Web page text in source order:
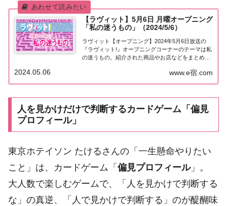
【ラヴィット】5月6日 月曜オープニング
「私の迷うもの」（2024/5/6）
ラヴィット【オープニング】2024年5月6日放送の
『ラヴィット!』オープニングコーナーのテーマは私
の迷うもの。紹介された商品やお店などをまとめま
番組の最初から最後まで全編オープニング！5月6日
は迷路の日。5月のMay（メイ）と数字の6...
www.e宿.com
2024.05.06
人を見かけだけで判断するカードゲーム「偏見
プロフィール」
東京ホテイソン たけるさんの「一生懸命やりたい
こと」は、カードゲーム「 偏見プロフィール」。
大人数で楽しむゲームで、「人を見かけで判断する
な」の真逆、「人で見かけで判断する」のが醍醐味